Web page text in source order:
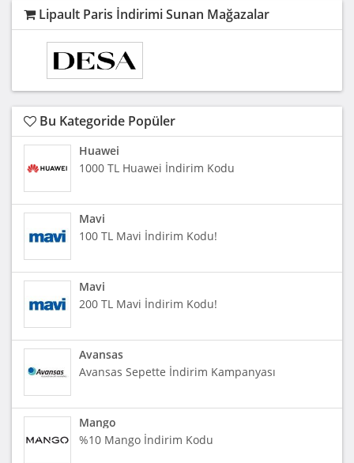
Lipault Paris İndirimi Sunan Mağazalar
Bu Kategoride Popüler
Huawei
1000 TL Huawei İndirim Kodu
Mavi
100 TL Mavi İndirim Kodu!
Mavi
200 TL Mavi İndirim Kodu!
Avansas
Avansas Sepette İndirim Kampanyası
Mango
%10 Mango İndirim Kodu